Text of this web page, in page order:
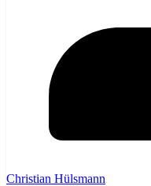
Christian Hülsmann